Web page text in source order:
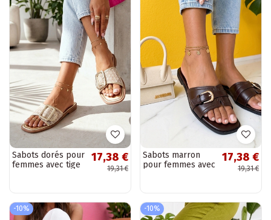
Sabots dorés pour
femmes avec tige
17,38 €
19,31 €
Sabots marron
pour femmes avec
17,38 €
19,31 €
-10% -10%